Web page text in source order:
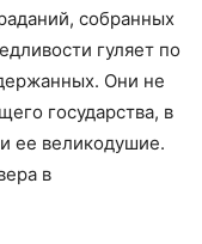
собранных
гуляет по
Они не
государства, в
ее великодушие.
в